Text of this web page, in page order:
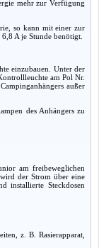
mehr zur Verfügung
so kann mit einer zur
A je Stunde benötigt.
einzubauen. Unter der
am Pol Nr.
außer
des Anhängers zu
am freibeweglichen
der Strom über eine
installierte Steckdosen
z. B. Rasierapparat,